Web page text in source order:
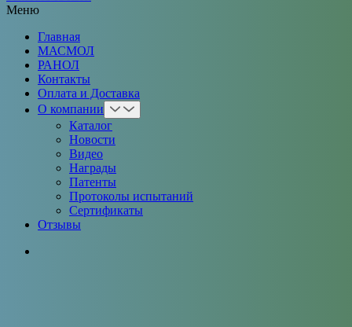
Меню
Главная
МАСМОЛ
РАНОЛ
Контакты
Оплата и Доставка
О компании
Каталог
Новости
Видео
Награды
Патенты
Протоколы испытаний
Сертификаты
Отзывы